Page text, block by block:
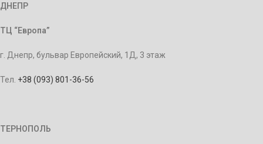
ДНЕПР
ТЦ “Европа”
г. Днепр, бульвар Европейский, 1Д, 3 этаж
Тел. +38 (093) 801-36-56
ТЕРНОПОЛЬ